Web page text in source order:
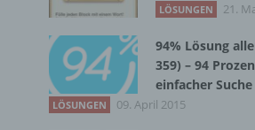
LÖSUNGEN 21.
94% Lösung
359) – 94
einfacher Suche
LÖSUNGEN 09. April 2015